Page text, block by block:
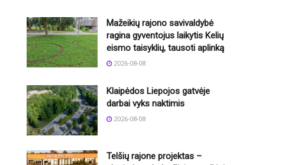
Mažeikių rajono savivaldybė
ragina gyventojus laikytis Kelių
eismo taisyklių, tausoti aplinką
2026-08-08
Klaipėdos Liepojos gatvėje
darbai vyks naktimis
2026-08-08
Telšių rajone projektas –